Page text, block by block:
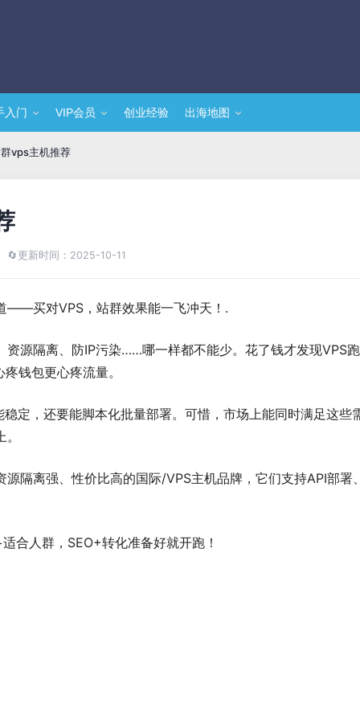
入门 VIP会员 创业经验 出海地图
vps主机推荐
🔄更新时间：2025-10-11
——买对VPS，站群效果能一飞冲天！.
资源隔离、防IP污染……哪一样都不能少。花了钱才发现VPS跑
钱包更心疼流量。
定，还要能脚本化批量部署。可惜，市场上能同时满足这些
隔离强、性价比高的国际/VPS主机品牌，它们支持API部署
合人群，SEO+转化准备好就开跑！